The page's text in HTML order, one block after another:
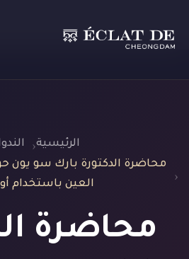
الرئيسية
محاضرة الدكتورة بارك سو يون
العين باستخدام
محاضرة